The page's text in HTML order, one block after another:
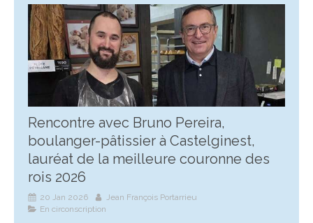
Rencontre avec Bruno Pereira,
boulanger-pâtissier à Castelginest,
lauréat de la meilleure couronne des
rois 2026
20 Jan 2026
Jean François Portarrieu
En circonscription